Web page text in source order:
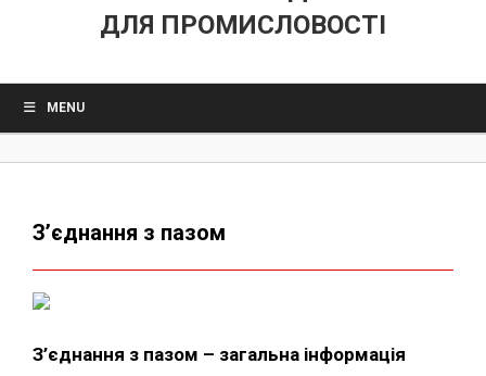
ДЛЯ ПРОМИСЛОВОСТІ
MENU
З’єднання з пазом
З’єднання з пазом – загальна інформація